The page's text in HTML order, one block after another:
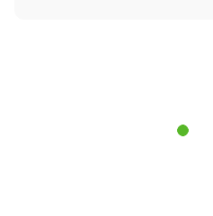
забезпечує необхідну